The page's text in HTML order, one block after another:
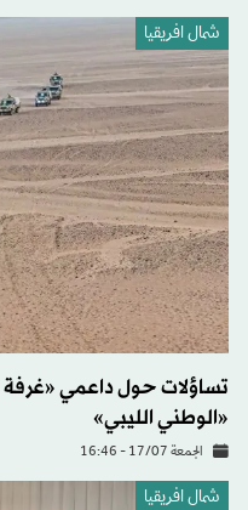
شمال افريقيا
تساؤلات حول داعمي
«الوطني الليبي»
الجمعة 17/07 - 16:46
شمال افريقيا